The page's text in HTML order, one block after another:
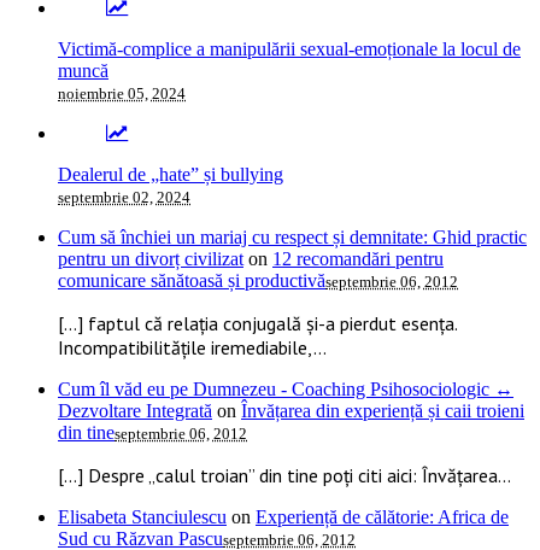
Victimă-complice a manipulării sexual-emoționale la locul de
muncă
noiembrie 05, 2024
Dealerul de „hate” și bullying
septembrie 02, 2024
Cum să închiei un mariaj cu respect și demnitate: Ghid practic
pentru un divorț civilizat on 12 recomandări pentru
comunicare sănătoasă și productivăseptembrie 06, 2012
[…] faptul că relația conjugală și-a pierdut esența.
Incompatibilitățile iremediabile,...
Cum îl văd eu pe Dumnezeu - Coaching Psihosociologic ↔
Dezvoltare Integrată on Învățarea din experiență și caii troieni
din tineseptembrie 06, 2012
[…] Despre „calul troian” din tine poți citi aici: Învățarea...
Elisabeta Stanciulescu on Experiență de călătorie: Africa de
Sud cu Răzvan Pascuseptembrie 06, 2012